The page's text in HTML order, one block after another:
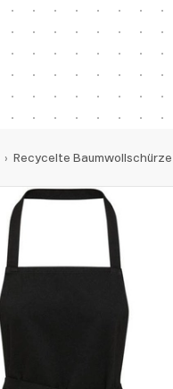
› Recycelte Baumwollschürze